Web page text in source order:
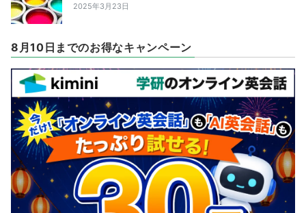
2025年3月23日
8月10日までのお得なキャンペーン